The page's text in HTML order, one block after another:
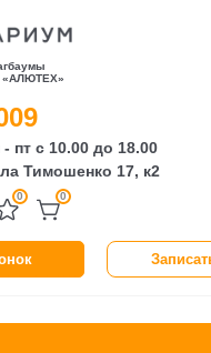
«АЛЮТЕХ»
0 0
пт с 10.00 до 18.00
Тимошенко 17, к2